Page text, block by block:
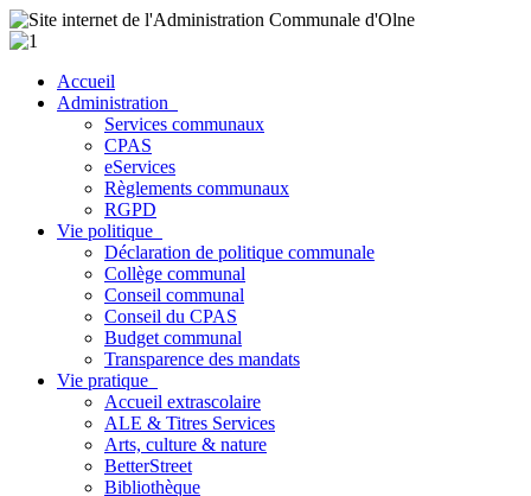
Accueil
Administration
Services communaux
CPAS
eServices
Règlements communaux
RGPD
Vie politique
Déclaration de politique communale
Collège communal
Conseil communal
Conseil du CPAS
Budget communal
Transparence des mandats
Vie pratique
Accueil extrascolaire
ALE & Titres Services
Arts, culture & nature
BetterStreet
Bibliothèque